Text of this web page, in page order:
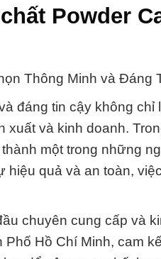
Powder
Thông Minh và Đáng
đáng tin cậy không chỉ
xuất và kinh doanh.
một trong những
hiệu quả và an toàn,
chuyên cung cấp và
Hồ Chí Minh, cam